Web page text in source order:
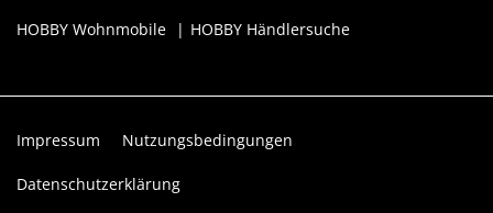
HOBBY Wohnmobile HOBBY Händlersuche
Impressum Nutzungsbedingungen
Datenschutzerklärung